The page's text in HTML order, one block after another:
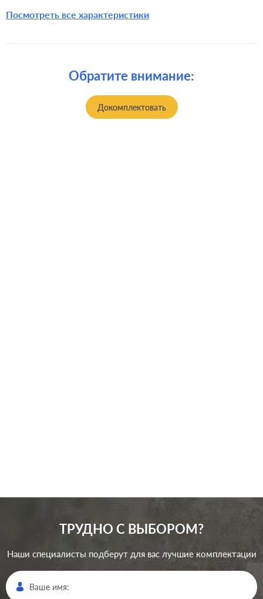
Посмотреть все характеристики
Обратите внимание:
Докомплектовать
ТРУДНО С ВЫБОРОМ?
Наши специалисты подберут для вас лучшие комплектации